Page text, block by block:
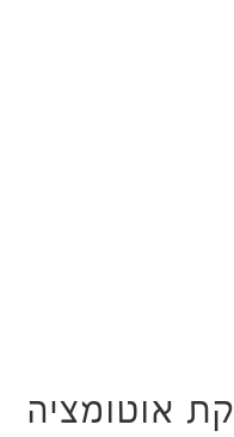
אוטומציה